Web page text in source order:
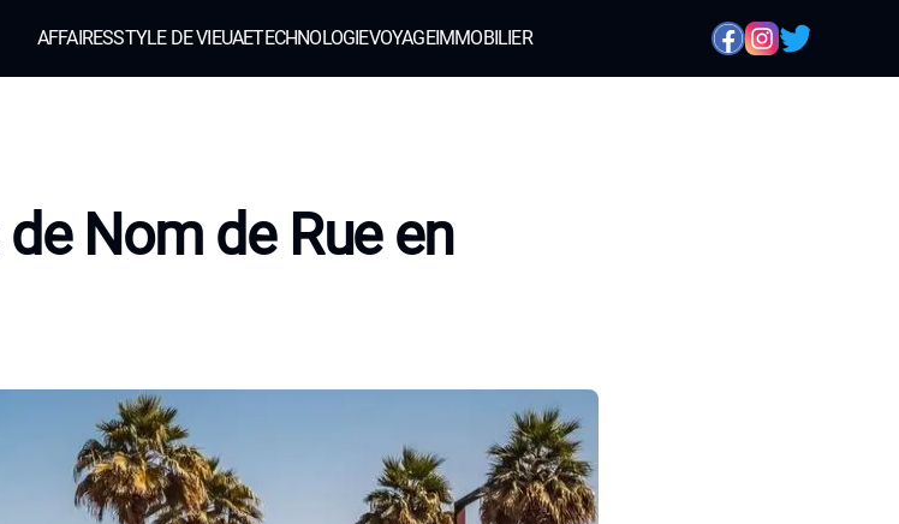
AFFAIRESSTYLE DE VIEUAETECHNOLOGIEVOYAGEIMMOBILIER
Nom de Rue en